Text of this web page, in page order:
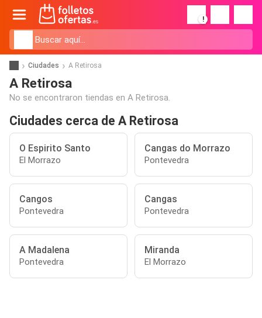
!
Ciudades A Retirosa
A Retirosa
No se encontraron tiendas en A Retirosa.
Ciudades cerca de A Retirosa
O Espirito Santo
El Morrazo
Cangas do Morrazo
Pontevedra
Cangos
Pontevedra
Cangas
Pontevedra
A Madalena
Pontevedra
Miranda
El Morrazo